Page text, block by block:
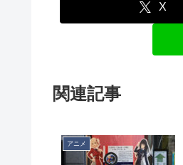
X
関連記事
アニメ